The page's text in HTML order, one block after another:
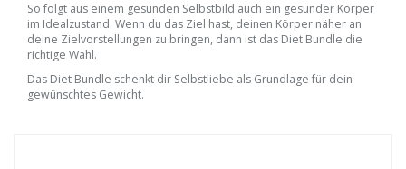
So folgt aus einem gesunden Selbstbild auch ein gesunder Körper
im Idealzustand. Wenn du das Ziel hast, deinen Körper näher an
deine Zielvorstellungen zu bringen, dann ist das Diet Bundle die
richtige Wahl.
Das Diet Bundle schenkt dir Selbstliebe als Grundlage für dein
gewünschtes Gewicht.